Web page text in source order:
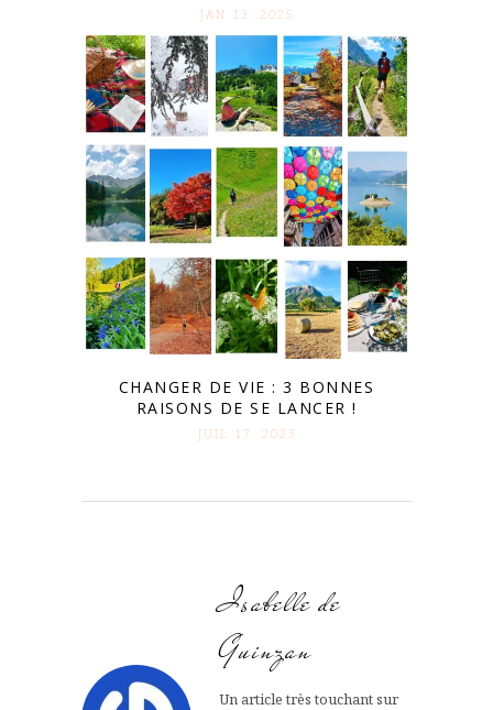
JAN 13. 2025
CHANGER DE VIE : 3 BONNES
RAISONS DE SE LANCER !
JUIL 17. 2023
Isabelle de
Guinzan
Un article très touchant sur